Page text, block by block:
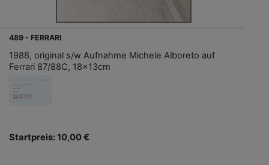
489 - FERRARI
1988, original s/w Aufnahme Michele Alboreto auf
Ferrari 87/88C, 18x13cm
Startpreis: 10,00 €